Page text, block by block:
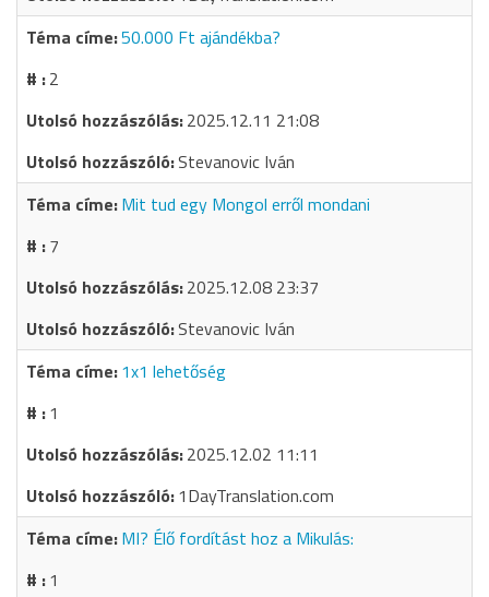
50.000 Ft ajándékba?
2
2025.12.11 21:08
Stevanovic Iván
Mit tud egy Mongol erről mondani
7
2025.12.08 23:37
Stevanovic Iván
1x1 lehetőség
1
2025.12.02 11:11
1DayTranslation.com
MI? Élő fordítást hoz a Mikulás:
1